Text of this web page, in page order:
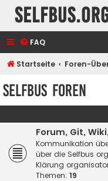
FAQ
Startseite Foren-
Selfbus Foren
Forum, Git,
Kommunikation
über die Selfbus
Klärung
Themen: 19